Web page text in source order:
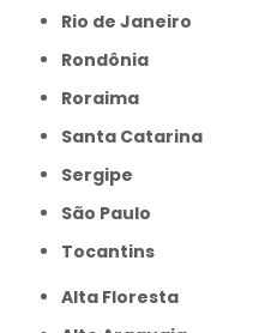
Rio de Janeiro
Rondônia
Roraima
Santa Catarina
Sergipe
São Paulo
Tocantins
Alta Floresta